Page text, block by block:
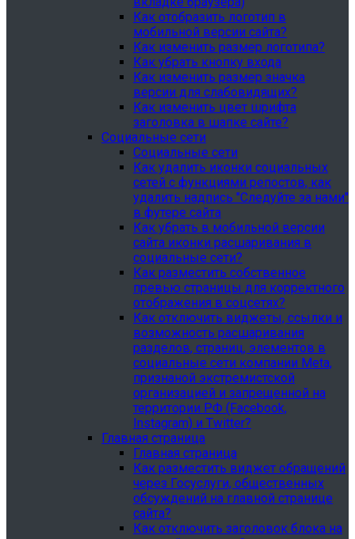
Как отобразить логотип в
мобильной версии сайта?
Как изменить размер логотипа?
Как убрать кнопку входа
Как изменить размер значка
версии для слабовидящих?
Как изменить цвет шрифта
заголовка в шапке сайте?
Социальные сети
Социальные сети
Как удалить иконки социальных
сетей с функциями репостов, как
удалить надпись "Следуйте за нами"
в футере сайта
Как убрать в мобильной версии
сайта иконки расшаривания в
социальные сети?
Как разместить собственное
превью страницы для корректного
отображения в соцсетях?
Как отключить виджеты, ссылки и
возможность расшаривания
разделов, страниц, элементов в
социальные сети компании Meta,
признаной экстремистской
организацией и запрещенной на
территории РФ (Facebook,
Instagram) и Twitter?
Главная страница
Главная страница
Как разместить виджет обращений
через Госуслуги, общественных
обсуждений на главной странице
сайта?
Как отключить заголовок блока на